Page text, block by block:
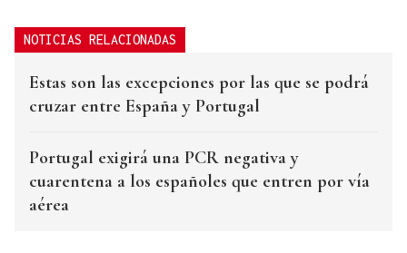
NOTICIAS RELACIONADAS
Estas son las excepciones por las que se podrá
cruzar entre España y Portugal
Portugal exigirá una PCR negativa y
cuarentena a los españoles que entren por vía
aérea